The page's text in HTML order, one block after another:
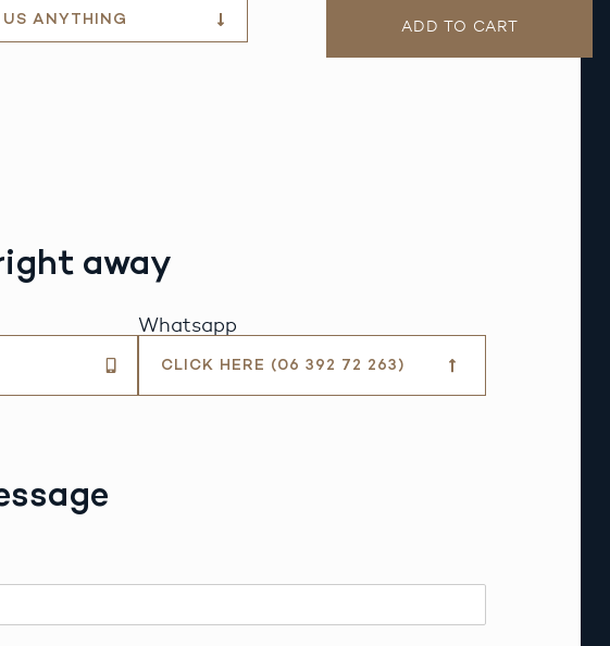
ANYTHING ADD TO CART
away
Whatsapp
CLICK HERE (06 392 72 263)